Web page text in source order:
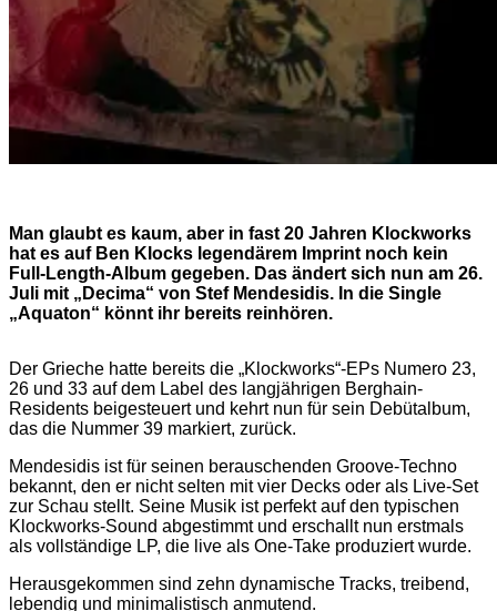
Man glaubt es kaum, aber in fast 20 Jahren Klockworks
hat es auf Ben Klocks legendärem Imprint noch kein
Full-Length-Album gegeben. Das ändert sich nun am 26.
Juli mit „Decima“ von Stef Mendesidis. In die Single
„Aquaton“ könnt ihr bereits reinhören.
Der Grieche hatte bereits die „Klockworks“-EPs Numero 23,
26 und 33 auf dem Label des langjährigen Berghain-
Residents beigesteuert und kehrt nun für sein Debütalbum,
das die Nummer 39 markiert, zurück.
Mendesidis ist für seinen berauschenden Groove-Techno
bekannt, den er nicht selten mit vier Decks oder als Live-Set
zur Schau stellt. Seine Musik ist perfekt auf den typischen
Klockworks-Sound abgestimmt und erschallt nun erstmals
als vollständige LP, die live als One-Take produziert wurde.
Herausgekommen sind zehn dynamische Tracks, treibend,
lebendig und minimalistisch anmutend.